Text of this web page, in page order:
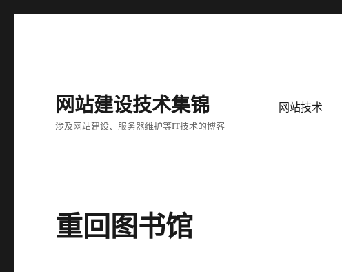
网站建设技术集锦
涉及网站建设、服务器维护等IT技术的博客
网站技术
重回图书馆